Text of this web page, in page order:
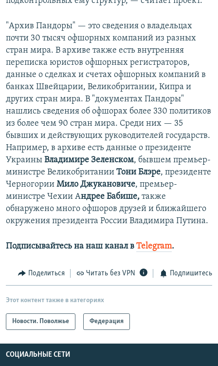
"Архив Пандоры" — это сведения о владельцах
почти 30 тысяч офшорных компаний из разных
стран мира. В архиве также есть внутренняя
переписка юристов офшорных регистраторов,
данные о сделках и счетах офшорных компаний в
банках Швейцарии, Великобритании, Кипра и
других стран мира. В "документах Пандоры"
нашлись сведения об офшорах более 330 политиков
из более чем 90 стран мира. Среди них — 35
бывших и действующих руководителей государств.
Например, в архиве есть данные о президенте
Украины Владимире Зеленском, бывшем премьер-
министре Великобритании Тони Блэре, президенте
Черногории Мило Джукановиче, премьер-
министре Чехии Андрее Бабише, также
обнаружено много офшоров друзей и ближайшего
окружения президента России Владимира Путина.
Подписывайтесь на наш канал в Telegram.
Поделиться Читать без VPN Подпишитесь
Этот контент также в категориях
Новости. Поволжье Федерация
СОЦИАЛЬНЫЕ СЕТИ